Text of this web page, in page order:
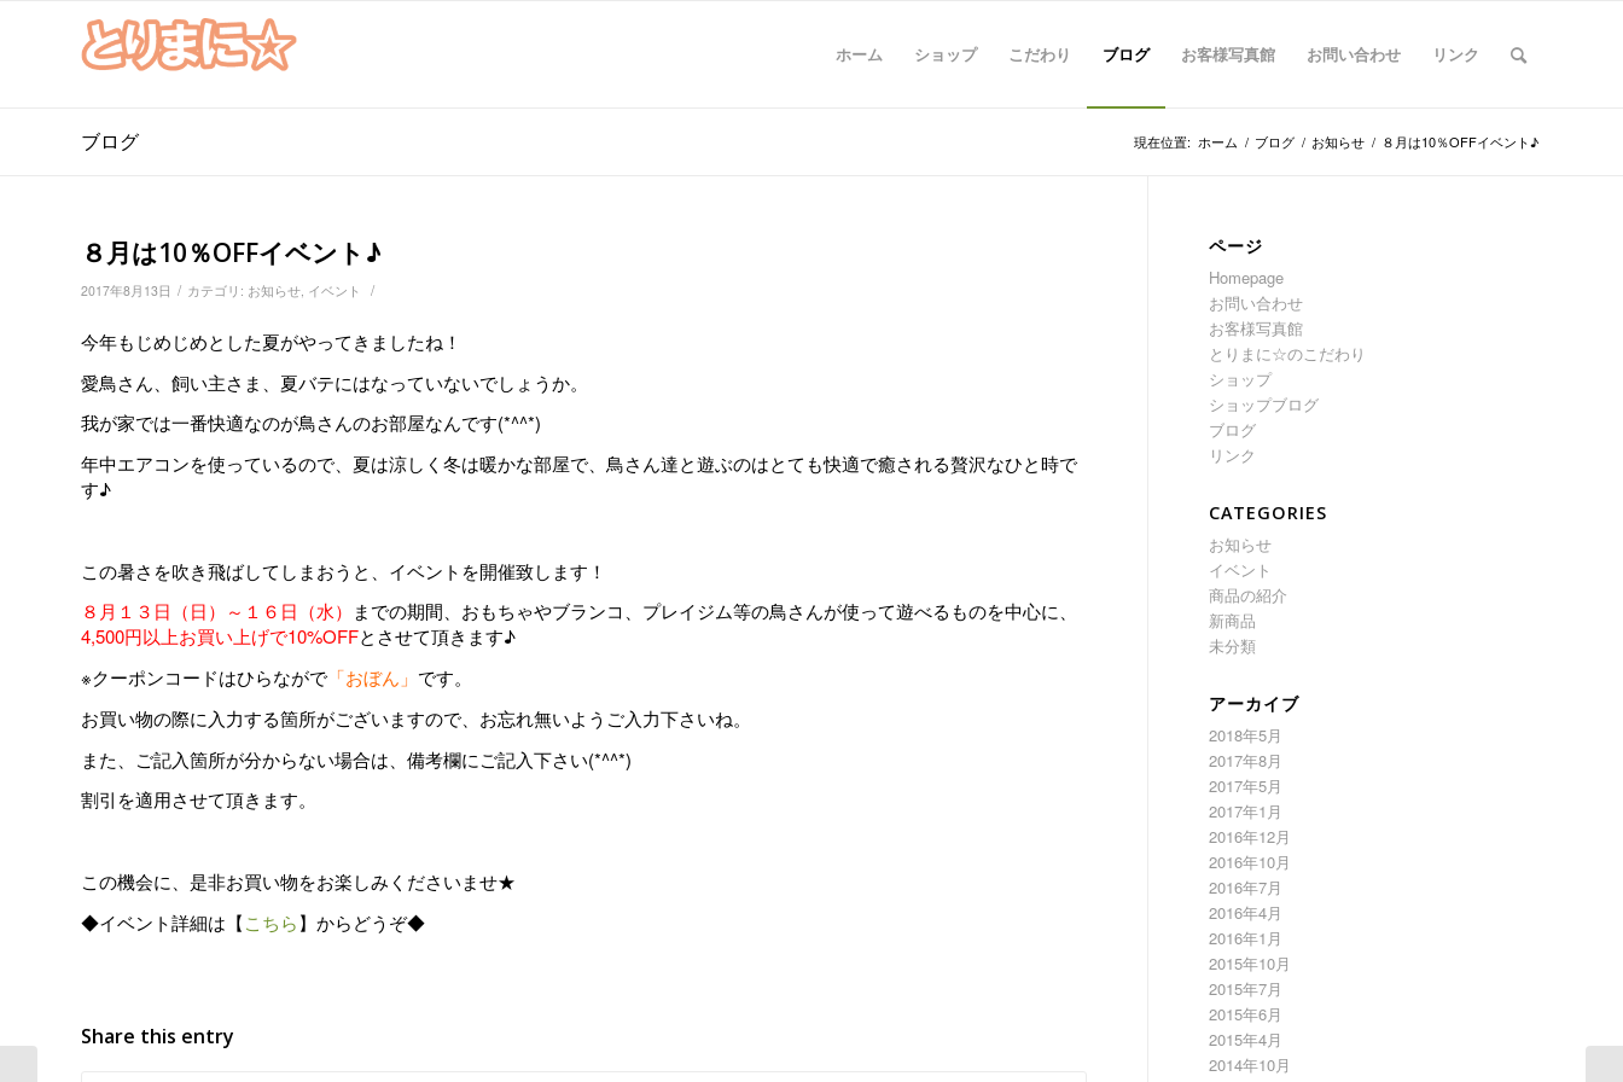
ホーム ショップ こだわり ブログ お客様写真館 お問い合わせ リンク
ブログ 現在位置: ホーム / ブログ / お知らせ / ８月は10％OFFイベント♪
８月は10％OFFイベント♪
2017年8月13日 / カテゴリ: お知らせ, イベント /
今年もじめじめとした夏がやってきましたね！
愛鳥さん、飼い主さま、夏バテにはなっていないでしょうか。
我が家では一番快適なのが鳥さんのお部屋なんです(*^^*)
年中エアコンを使っているので、夏は涼しく冬は暖かな部屋で、鳥さん達と遊ぶのはとても快適で癒される贅沢なひと時で
す♪
この暑さを吹き飛ばしてしまおうと、イベントを開催致します！
８月１３日（日）～１６日（水） までの期間、おもちゃやブランコ、プレイジム等の鳥さんが使って遊べるものを中心に、
4,500円以上お買い上げで10%OFFとさせて頂きます♪
※クーポンコードはひらながで 「おぼん」 です。
お買い物の際に入力する箇所がございますので、お忘れ無いようご入力下さいね。
また、ご記入箇所が分からない場合は、備考欄にご記入下さい(*^^*)
割引を適用させて頂きます。
この機会に、是非お買い物をお楽しみくださいませ★
◆イベント詳細は【こちら】からどうぞ◆
Share this entry
ページ
Homepage
お問い合わせ
お客様写真館
とりまに☆のこだわり
ショップ
ショップブログ
ブログ
リンク
CATEGORIES
お知らせ
イベント
商品の紹介
新商品
未分類
アーカイブ
2018年5月
2017年8月
2017年5月
2017年1月
2016年12月
2016年10月
2016年7月
2016年4月
2016年1月
2015年10月
2015年7月
2015年6月
2015年4月
2014年10月